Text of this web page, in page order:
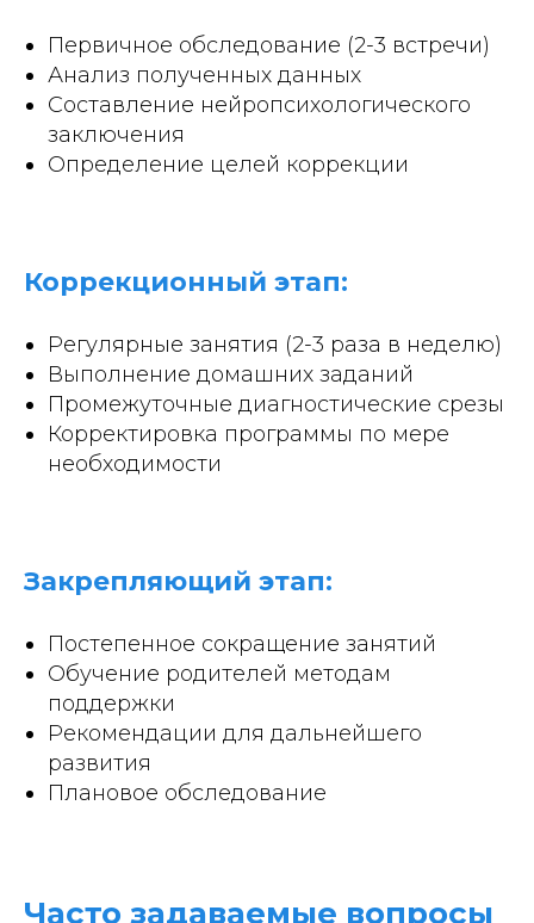
Первичное обследование (2-3 встречи)
Анализ полученных данных
Составление нейропсихологического
заключения
Определение целей коррекции
Коррекционный этап:
Регулярные занятия (2-3 раза в неделю)
Выполнение домашних заданий
Промежуточные диагностические срезы
Корректировка программы по мере
необходимости
Закрепляющий этап:
Постепенное сокращение занятий
Обучение родителей методам
поддержки
Рекомендации для дальнейшего
развития
Плановое обследование
Часто задаваемые вопросы